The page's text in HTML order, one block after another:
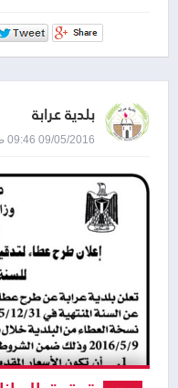
بلدية عرابة
09/05/2016 09:46 صباحاً